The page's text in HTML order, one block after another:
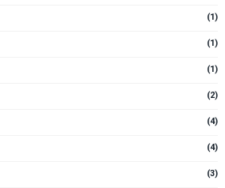
(1)
(1)
(1)
(2)
(4)
(4)
(3)